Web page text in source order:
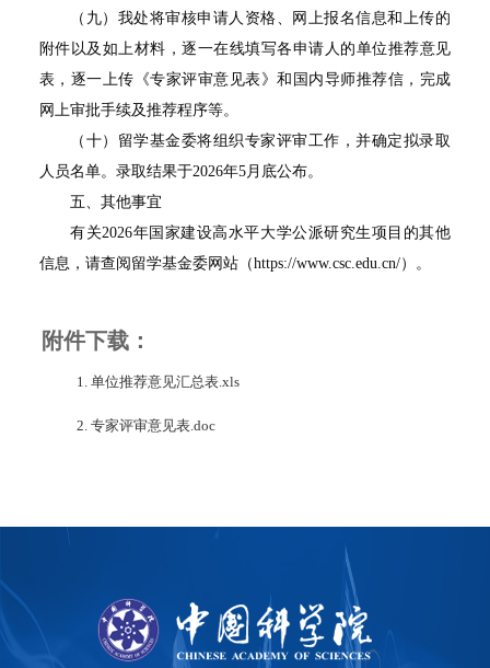
（九）我处将审核申请人资格、网上报名信息和上传的
附件以及如上材料，逐一在线填写各申请人的单位推荐意见
表，逐一上传《专家评审意见表》和国内导师推荐信，完成
网上审批手续及推荐程序等。
（十）留学基金委将组织专家评审工作，并确定拟录取
人员名单。录取结果于2026年5月底公布。
五、其他事宜
有关2026年国家建设高水平大学公派研究生项目的其他
信息，请查阅留学基金委网站（https://www.csc.edu.cn/）。
附件下载：
1. 单位推荐意见汇总表.xls
2. 专家评审意见表.doc